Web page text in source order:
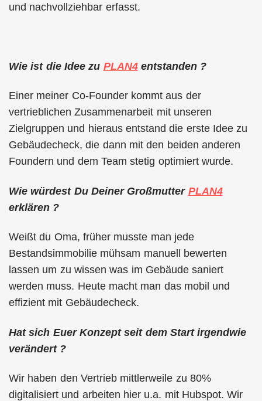
und nachvollziehbar erfasst.
Wie ist die Idee zu PLAN4entstanden ?
Einer meiner Co-Founder kommt aus der
vertrieblichen Zusammenarbeit mit unseren
Zielgruppen und hieraus entstand die erste Idee zu
Gebäudecheck, die dann mit den beiden anderen
Foundern und dem Team stetig optimiert wurde.
Wie würdest Du Deiner Großmutter PLAN4
erklären ?
Weißt du Oma, früher musste man jede
Bestandsimmobilie mühsam manuell bewerten
lassen um zu wissen was im Gebäude saniert
werden muss. Heute macht man das mobil und
effizient mit Gebäudecheck.
Hat sich Euer Konzept seit dem Start irgendwie
verändert ?
Wir haben den Vertrieb mittlerweile zu 80%
digitalisiert und arbeiten hier u.a. mit Hubspot. Wir